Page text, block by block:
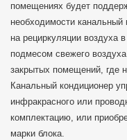
помещениях будет
необходимости канальный
на рециркуляции воздуха
подмесом свежего
закрытых помещений, где
Канальный кондиционер
инфракрасного или
комплектацию, или
марки блока.